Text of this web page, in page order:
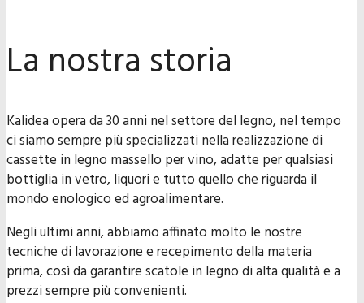
La nostra storia
Kalidea opera da 30 anni nel settore del legno, nel tempo
ci siamo sempre più specializzati nella realizzazione di
cassette in legno massello per vino, adatte per qualsiasi
bottiglia in vetro, liquori e tutto quello che riguarda il
mondo enologico ed agroalimentare.
Negli ultimi anni, abbiamo affinato molto le nostre
tecniche di lavorazione e recepimento della materia
prima, così da garantire scatole in legno di alta qualità e a
prezzi sempre più convenienti.